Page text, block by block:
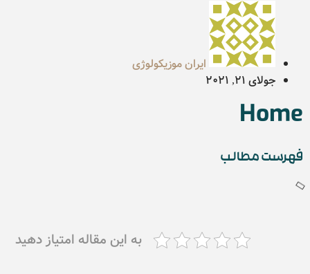
ایران موزیکولوژی
جولای 21, 2021
Home
فهرست مطالب
به این مقاله امتیاز دهید